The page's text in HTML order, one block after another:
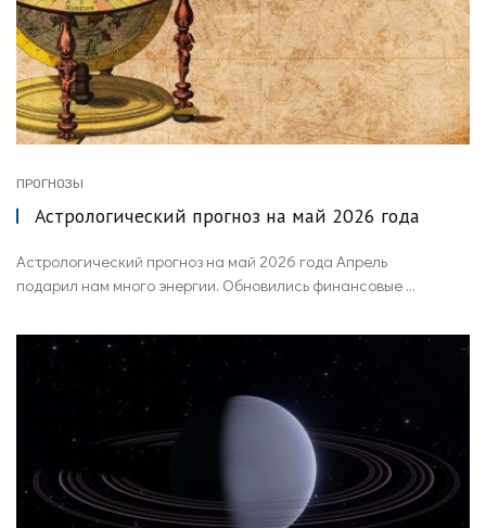
ПРОГНОЗЫ
Астрологический прогноз на май 2026 года
Астрологический прогноз на май 2026 года Апрель
подарил нам много энергии. Обновились финансовые ...